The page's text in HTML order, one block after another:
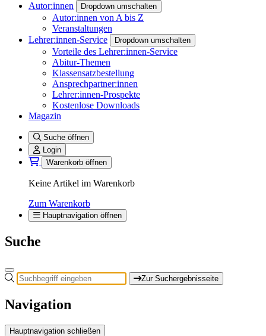
Autor:innen
Dropdown umschalten
Autor:innen von A bis Z
Veranstaltungen
Lehrer:innen-Service
Dropdown umschalten
Vorteile des Lehrer:innen-Service
Abitur-Themen
Klassensatzbestellung
Ansprechpartner:innen
Lehrer:innen-Prospekte
Kostenlose Downloads
Magazin
Suche öffnen
Login
Warenkorb öffnen
Keine Artikel im Warenkorb
Zum Warenkorb
Hauptnavigation öffnen
Suche
Zur Suchergebnisseite
Navigation
Hauptnavigation schließen